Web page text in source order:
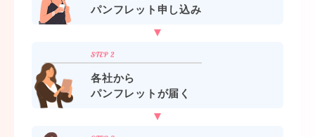
パンフレット申し込み
各社から
パンフレットが届く